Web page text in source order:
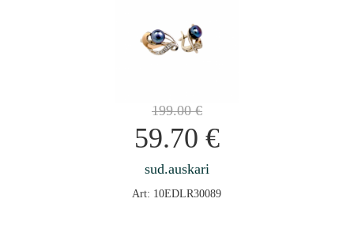
199.00€
59.70 €
sud.auskari
Art: 10EDLR30089